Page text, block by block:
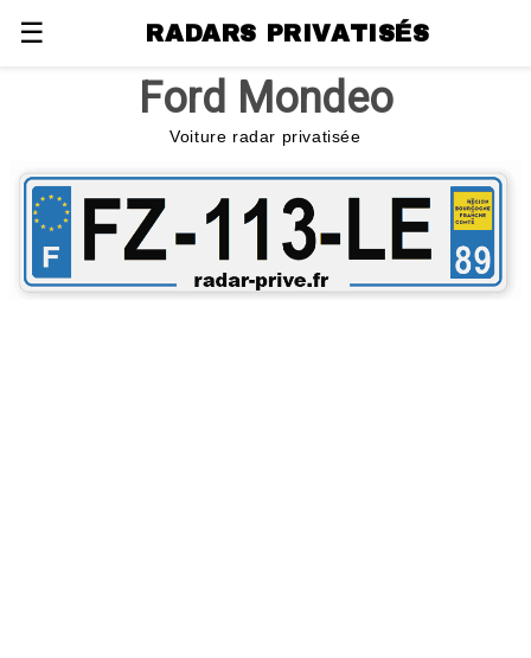
☰ RADARS PRIVATISÉS
Ford Mondeo
Voiture radar privatisée